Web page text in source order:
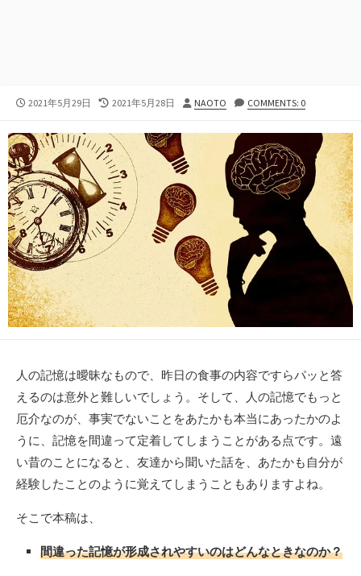
公
日
2021年5月29日
最
更
新
日
2021年5月28日
投
者
NAOTO COMMENTS: 0
人の記憶は曖昧なもので、昨日の食事の内容ですらパッと答
えるのは意外と難しいでしょう。そして、人の記憶でもっと
厄介なのが、事実でないことをあたかも本当にあったかのよ
うに、記憶を間違って定着してしまうことがある点です。遠
い昔のことになると、友達から聞いた話を、あたかも自分が
経験したことのように覚えてしまうこともありますよね。
そこで本稿は、
間違った記憶が形成されやすいのはどんなときなのか？